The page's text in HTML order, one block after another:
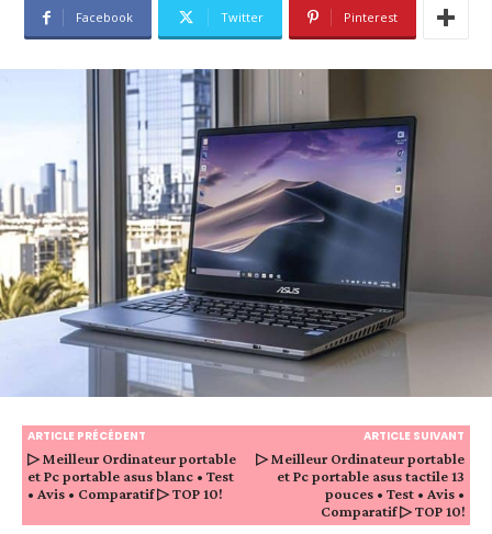
Facebook Twitter Pinterest
ARTICLE PRÉCÉDENT
▷ Meilleur Ordinateur portable
et Pc portable asus blanc • Test
• Avis • Comparatif ▷ TOP 10!
ARTICLE SUIVANT
▷ Meilleur Ordinateur portable
et Pc portable asus tactile 13
pouces • Test • Avis •
Comparatif ▷ TOP 10!